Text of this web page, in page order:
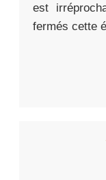
est
fermés cette